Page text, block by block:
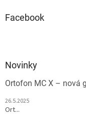
Facebook
Novinky
Ortofon MC X – nová
26.5.2025
Ort...